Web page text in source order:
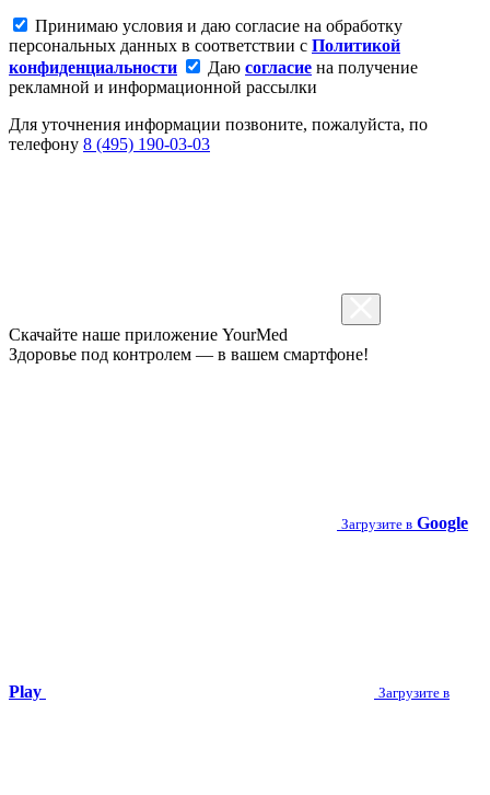
Принимаю условия и даю согласие на обработку
персональных данных в соответствии с Политикой
конфиденциальности
Даю согласие на получение
рекламной и информационной рассылки
Для уточнения информации позвоните, пожалуйста, по
телефону 8 (495) 190-03-03
Скачайте наше приложение YourMed
Здоровье под контролем — в вашем смартфоне!
Загрузите в Google
Play Загрузите в